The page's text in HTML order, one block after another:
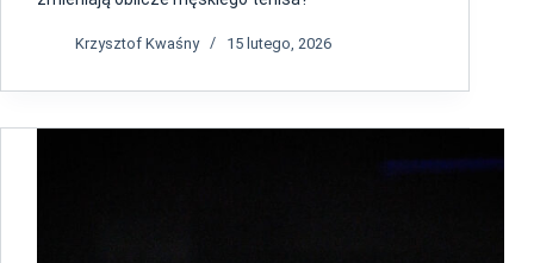
Krzysztof Kwaśny 15 lutego, 2026